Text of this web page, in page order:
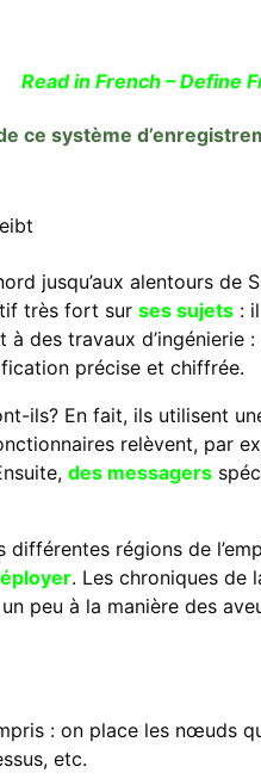
Read in French – Define
ce système
jusqu’aux alentours de
très fort sur ses sujets : il
des travaux d’ingénierie
précise et chiffrée.
ils? En fait, ils utilisent
relèvent, par
des messagers
différentes régions de
. Les chroniques de
peu à la manière des
: on place les nœuds
etc.